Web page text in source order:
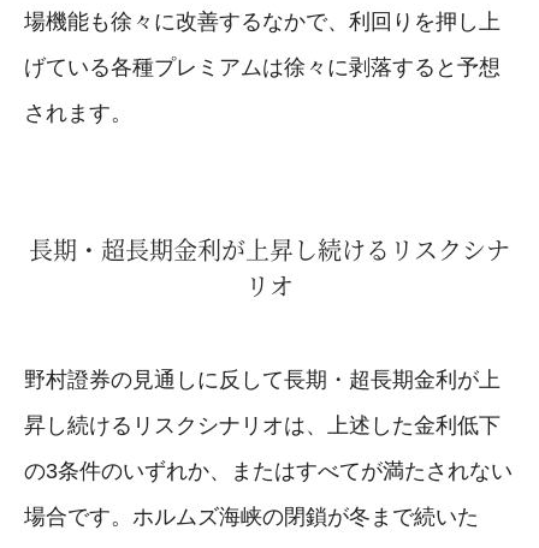
場機能も徐々に改善するなかで、利回りを押し上
げている各種プレミアムは徐々に剥落すると予想
されます。
長期・超長期金利が上昇し続けるリスクシナ
リオ
野村證券の見通しに反して長期・超長期金利が上
昇し続けるリスクシナリオは、上述した金利低下
の3条件のいずれか、またはすべてが満たされない
場合です。ホルムズ海峡の閉鎖が冬まで続いた